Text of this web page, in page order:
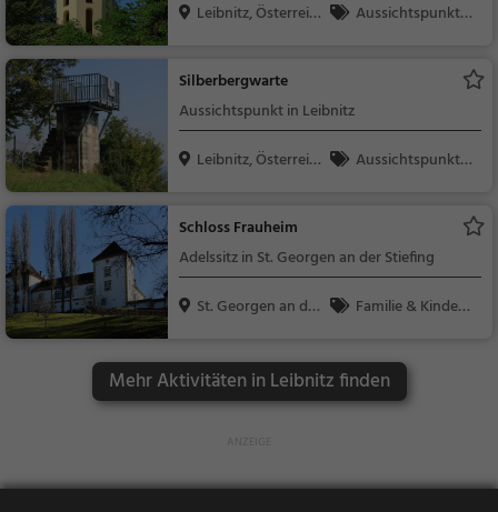
Leibnitz, Österreic
Aussichtspunkt, F
Silberbergwarte
Aussichtspunkt in Leibnitz
Leibnitz, Österreic
Aussichtspunkt, F
Schloss Frauheim
Adelssitz in St. Georgen an der Stiefing
St. Georgen an der
Familie & Kinder,
Mehr Aktivitäten in Leibnitz finden